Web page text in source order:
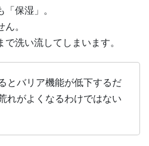
保湿」。
。
洗い流してしまいます。
とバリア機能が低下するだ
れがよくなるわけではない